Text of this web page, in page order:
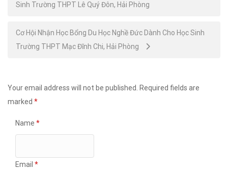
navigation
Sinh Trường THPT Lê Quý Đôn, Hải Phòng
Cơ Hội Nhận Học Bổng Du Học Nghề Đức Dành Cho Học Sinh
Trường THPT Mạc Đĩnh Chi, Hải Phòng
Your email address will not be published. Required fields are
marked *
Name *
Email *